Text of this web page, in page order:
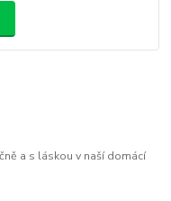
a s láskou v naší domácí